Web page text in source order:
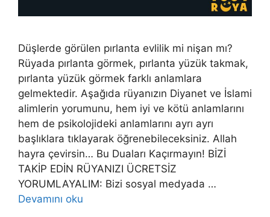
Düşlerde görülen pırlanta evlilik mi nişan mı?
Rüyada pırlanta görmek, pırlanta yüzük takmak,
pırlanta yüzük görmek farklı anlamlara
gelmektedir. Aşağıda rüyanızın Diyanet ve İslami
alimlerin yorumunu, hem iyi ve kötü anlamlarını
hem de psikolojideki anlamlarını ayrı ayrı
başlıklara tıklayarak öğrenebileceksiniz. Allah
hayra çevirsin… Bu Duaları Kaçırmayın! BİZİ
TAKİP EDİN RÜYANIZI ÜCRETSİZ
YORUMLAYALIM: Bizi sosyal medyada …
Devamını oku